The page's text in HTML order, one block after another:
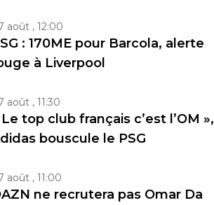
août , 12:00
: 170ME pour Barcola, alerte
à Liverpool
août , 11:30
Le top club français c’est l’OM »,
bouscule le PSG
août , 11:00
ne recrutera pas Omar Da